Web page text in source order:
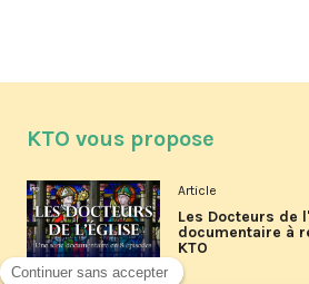
KTO vous propose
Article
Les Docteurs de
documentaire à
KTO